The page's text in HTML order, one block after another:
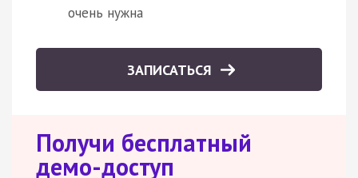
очень нужна
ЗАПИСАТЬСЯ
Получи бесплатный
демо-доступ